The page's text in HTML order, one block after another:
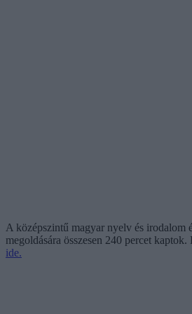
A középszintű magyar nyelv és irodalom
megoldására összesen 240 percet
ide.